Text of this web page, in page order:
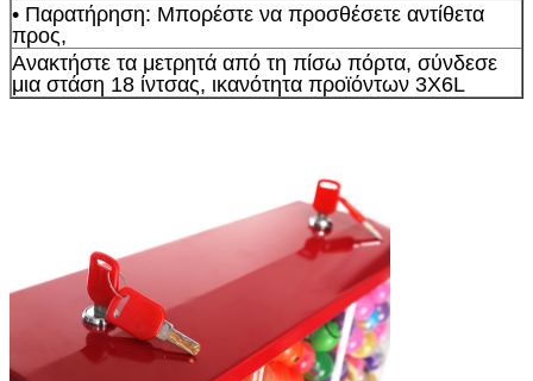
• Παρατήρηση: Μπορέστε να προσθέσετε αντίθετα
προς,
Ανακτήστε τα μετρητά από τη πίσω πόρτα, σύνδεσε
μια στάση 18 ίντσας, ικανότητα προϊόντων 3X6L